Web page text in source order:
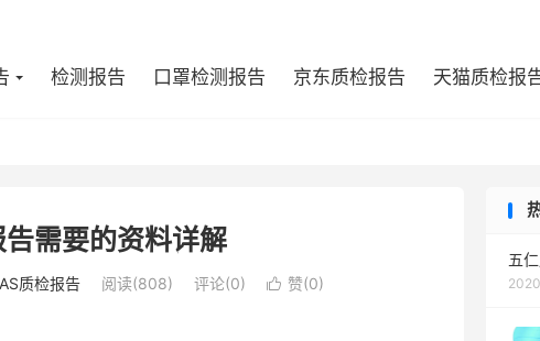
检测报告 口罩检测报告 京东质检报告 天猫质检报
需要的资料详解
质检报告 阅读(808) 评论(0)  赞(0)
五